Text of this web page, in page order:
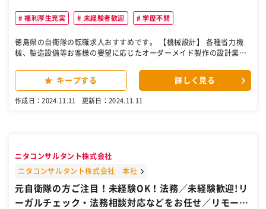
福利厚生充実 未経験者歓迎 学歴不問
徳島県の自衛隊の転職求人おすすめです。 【機械設計】 各種省力機
械、製造設備等お客様の要望に応じたオーダーメイド製作の設計業務
設計業務（ハード設計、ソフト設計）をお任せします。 ［自衛隊・転
職・求人］
キープする 詳しく見る
作成日：2024.11.11 更新日：2024.11.11
ニタコンサルタント株式会社
ニタコンサルタント株式会社 本社
元自衛隊の方ご注目！未経験OK！法務／未経験歓迎!リ
ーガルチェック・法務相談対応などをお任せ／リモート